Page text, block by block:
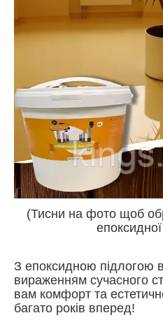
(Тисни на фото щоб
З епоксидною підлогою
вираженням сучасного
вам комфорт та
багато років вперед!